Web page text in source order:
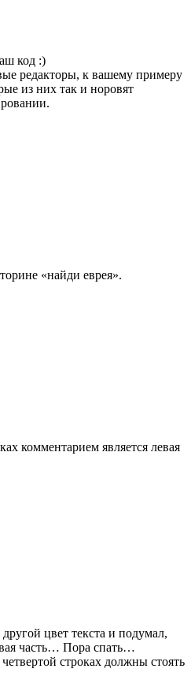
код :)
редакторы, к вашему примеру
из них так и норовят
«найди еврея».
комментарием является левая
цвет текста и подумал,
часть… Пора спать…
строках должны стоять